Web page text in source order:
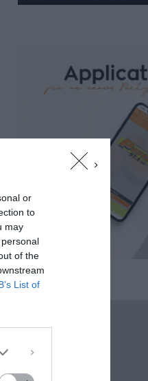
or
to
may
of the
List of